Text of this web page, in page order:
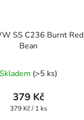
SS C236 Burnt Red
Bean
Skladem (>5 ks)
379 Kč
Měrná
379 Kč / 1 ks